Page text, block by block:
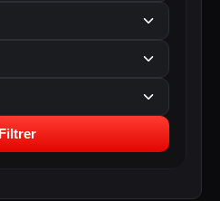
Filtrer